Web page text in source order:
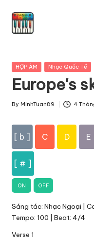
Skip
Posted
HỢP ÂM Nhạc Quốc Tế
Europe's
Posted
By MinhTuan89 4
[ b ] C D E
[ # ]
ON OFF
Sáng tác: Nhạc Ngoại |
Tempo: 100 | Beat: 4/4
Verse 1